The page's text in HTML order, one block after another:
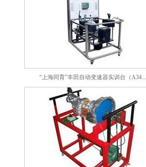
“上海同育”丰田自动变速器实训台（A34...